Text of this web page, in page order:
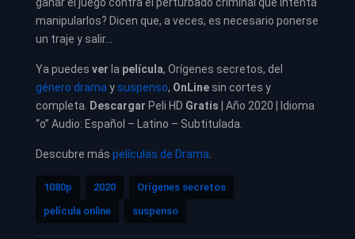
manipularlos? Dicen que, a veces, es necesario ponerse
un traje y salir…
Ya puedes ver la película, Orígenes secretos, del
género drama ysuspenso, OnLine sin cortes y
completa.
Descargar Peli HD Gratis | Año 2020 | Idioma
“o” Audio: Español – Latino – Subtitulada.
Descubre más películas de Drama
1080p 2020
Orígenes secretos
película online
suspenso